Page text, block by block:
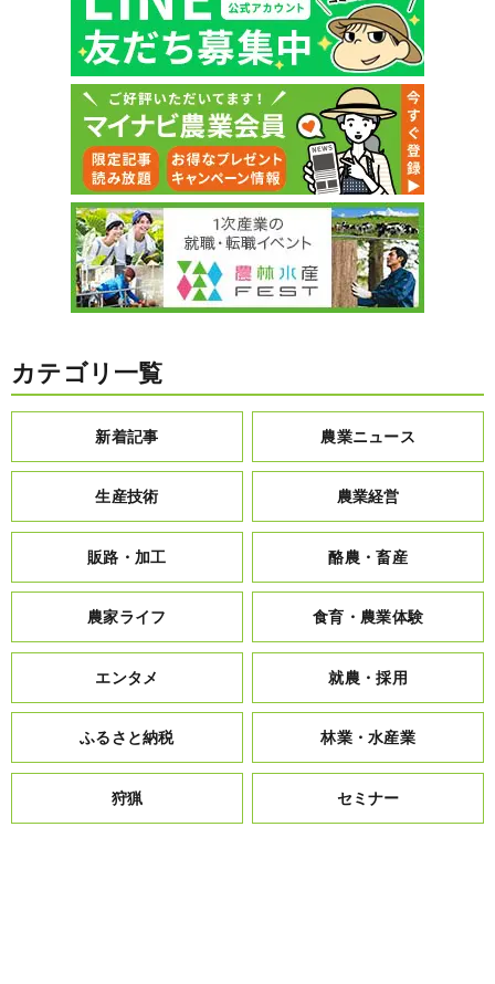
カテゴリ一覧
新着記事 農業ニュース
生産技術 農業経営
販路・加工 酪農・畜産
農家ライフ 食育・農業体験
エンタメ 就農・採用
ふるさと納税 林業・水産業
狩猟 セミナー